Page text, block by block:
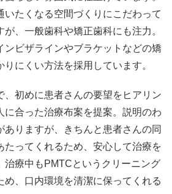
いたくなる空間づくりにこだわって
、一般歯科や矯正歯科にも注力。
ンビザラインやブラケットなどの矯
にくい方法を採用しています。
、初めに患者さんの要望をヒアリン
に合った治療布案を提案。説明のわ
ありますが、きちんと患者さんの同
たってくれるため、安心して治療を
治療中もPMTCというクリーニング
め、口内環境を清潔に保ってくれる